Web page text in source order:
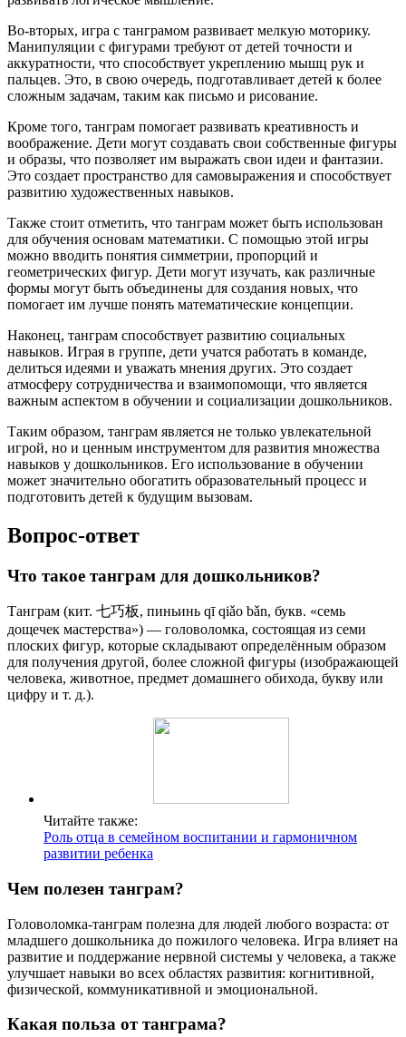
Во-вторых, игра с танграмом развивает мелкую моторику.
Манипуляции с фигурами требуют от детей точности и
аккуратности, что способствует укреплению мышц рук и
пальцев. Это, в свою очередь, подготавливает детей к более
сложным задачам, таким как письмо и рисование.
Кроме того, танграм помогает развивать креативность и
воображение. Дети могут создавать свои собственные фигуры
и образы, что позволяет им выражать свои идеи и фантазии.
Это создает пространство для самовыражения и способствует
развитию художественных навыков.
Также стоит отметить, что танграм может быть использован
для обучения основам математики. С помощью этой игры
можно вводить понятия симметрии, пропорций и
геометрических фигур. Дети могут изучать, как различные
формы могут быть объединены для создания новых, что
помогает им лучше понять математические концепции.
Наконец, танграм способствует развитию социальных
навыков. Играя в группе, дети учатся работать в команде,
делиться идеями и уважать мнения других. Это создает
атмосферу сотрудничества и взаимопомощи, что является
важным аспектом в обучении и социализации дошкольников.
Таким образом, танграм является не только увлекательной
игрой, но и ценным инструментом для развития множества
навыков у дошкольников. Его использование в обучении
может значительно обогатить образовательный процесс и
подготовить детей к будущим вызовам.
Вопрос-ответ
Что такое танграм для дошкольников?
Танграм (кит. 七巧板, пиньинь qī qiǎo bǎn, букв. «семь
дощечек мастерства») — головоломка, состоящая из семи
плоских фигур, которые складывают определённым образом
для получения другой, более сложной фигуры (изображающей
человека, животное, предмет домашнего обихода, букву или
цифру и т. д.).
Читайте также:
Роль отца в семейном воспитании и гармоничном
развитии ребенка
Чем полезен танграм?
Головоломка-танграм полезна для людей любого возраста: от
младшего дошкольника до пожилого человека. Игра влияет на
развитие и поддержание нервной системы у человека, а также
улучшает навыки во всех областях развития: когнитивной,
физической, коммуникативной и эмоциональной.
Какая польза от танграма?